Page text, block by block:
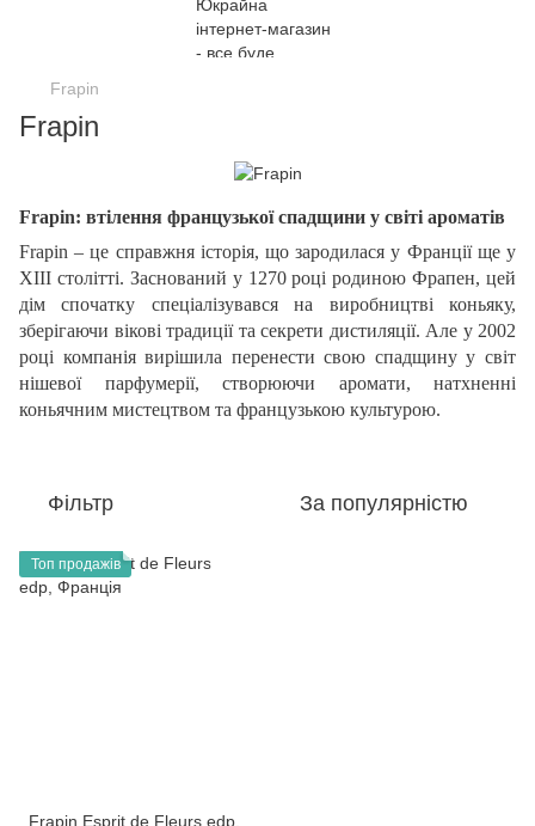
Frapin
Frapin
Frapin: втілення французької спадщини у світі ароматів
Frapin – це справжня історія, що зародилася у Франції ще у
XIII столітті. Заснований у 1270 році родиною Фрапен, цей
дім спочатку спеціалізувався на виробництві коньяку,
зберігаючи вікові традиції та секрети дистиляції. Але у 2002
році компанія вирішила перенести свою спадщину у світ
нішевої парфумерії, створюючи аромати, натхненні
коньячним мистецтвом та французькою культурою.
Фільтр За популярністю
Топ продажів
Frapin Esprit de Fleurs edp,